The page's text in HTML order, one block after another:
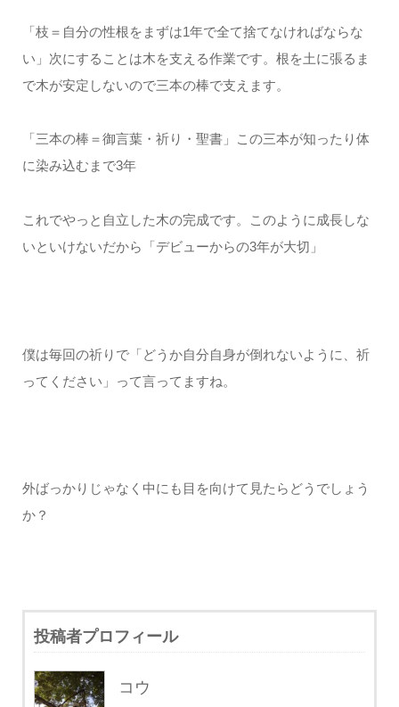
「枝＝自分の性根をまずは1年で全て捨てなければならな
い」次にすることは木を支える作業です。根を土に張るま
で木が安定しないので三本の棒で支えます。
「三本の棒＝御言葉・祈り・聖書」この三本が知ったり体
に染み込むまで3年
これでやっと自立した木の完成です。このように成長しな
いといけないだから「デビューからの3年が大切」
僕は毎回の祈りで「どうか自分自身が倒れないように、祈
ってください」って言ってますね。
外ばっかりじゃなく中にも目を向けて見たらどうでしょう
か？
投稿者プロフィール
コウ